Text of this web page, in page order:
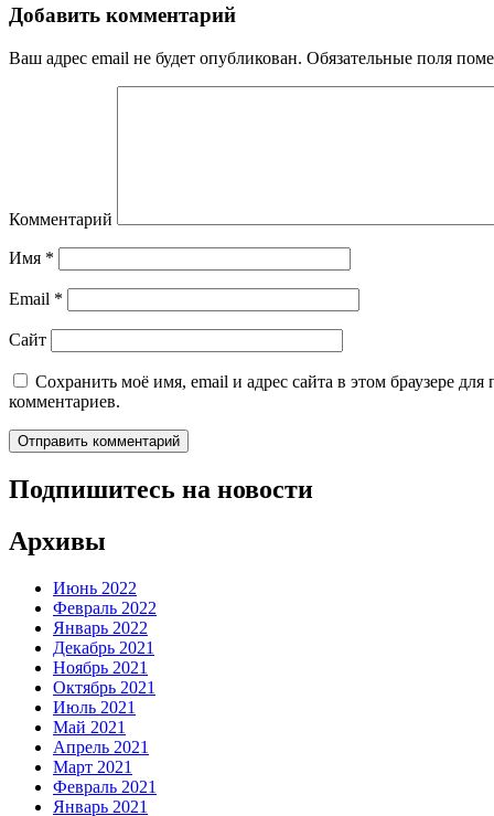
Добавить комментарий
Ваш адрес email не будет опубликован. Обязательные поля
Комментарий
Имя *
Email *
Сайт
Сохранить моё имя, email и адрес сайта в этом браузере
комментариев.
Подпишитесь на новости
Архивы
Июнь 2022
Февраль 2022
Январь 2022
Декабрь 2021
Ноябрь 2021
Октябрь 2021
Июль 2021
Май 2021
Апрель 2021
Март 2021
Февраль 2021
Январь 2021